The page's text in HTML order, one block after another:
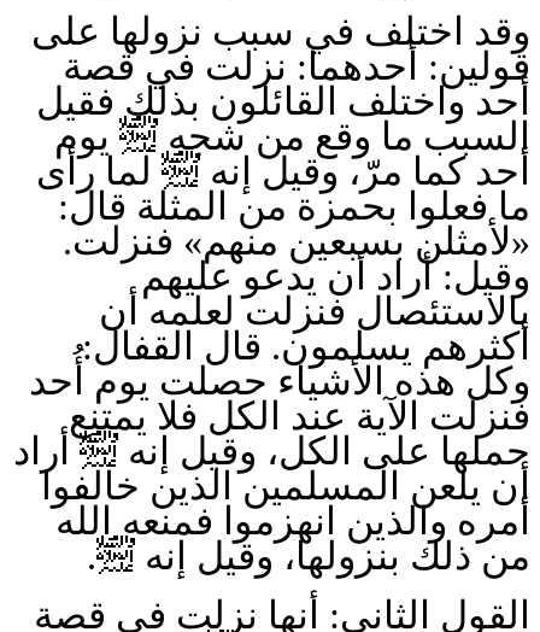
وقد اختلف في سبب نزولها على
قولين: أحدهما: نزلت في قصة
أحد واختلف القائلون بذلك فقيل
السبب ما وقع من شجه ﵊ يوم
أحد كما مرّ، وقيل إنه ﵊ لما رأى
ما فعلوا بحمزة من المثلة قال:
«لأمثلن بسبعين منهم» فنزلت.
وقيل: أراد أن يدعو عليهم
بالاستئصال فنزلت لعلمه أن
أكثرهم يسلمون. قال القفال:
وكل هذه الأشياء حصلت يوم أُحد
فنزلت الآية عند الكل فلا يمتنع
حملها على الكل، وقيل إنه ﵊ أراد
أن يلعن المسلمين الذين خالفوا
أمره والذين انهزموا فمنعه الله
من ذلك بنزولها، وقيل إنه ﵊.
القول الثاني: أنها نزلت في قصة